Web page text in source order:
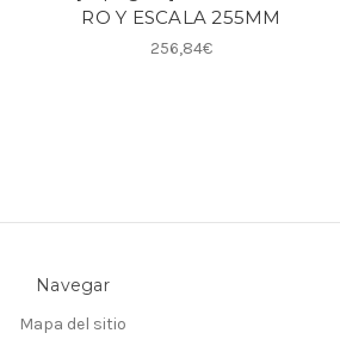
RO Y ESCALA 255MM
256,84€
Navegar
Mapa del sitio